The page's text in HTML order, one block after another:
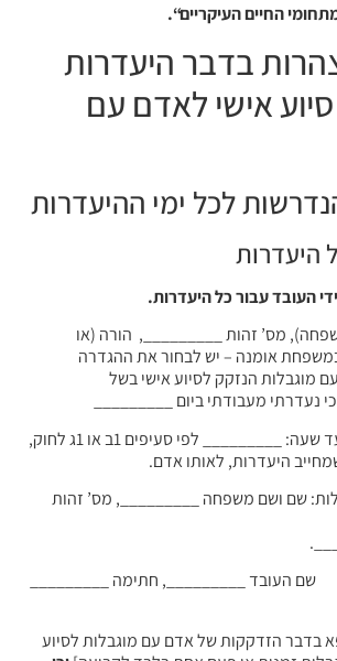
החיים העיקריים“.
2. הצהרות בדבר היעדרות
אישי לאדם עם
לכל ימי ההיעדרות
העובד עבור כל היעדרות.
, מס’ זהות _________, הורה (או
אומנה – יש לבחור את ההגדרה
מוגבלות הנזקק לסיוע אישי בשל
נעדרתי מעבודתי ביום _________
משעה: _________ עד שעה: _________ לפי סעיפים 1ב או 1ג לחוק,
היעדרות, לאותו אדם.
שם ושם משפחה _________, מס’ זהות
שם העובד _________, חתימה _________
בדבר הזדקקות של אדם עם מוגבלות לסיוע